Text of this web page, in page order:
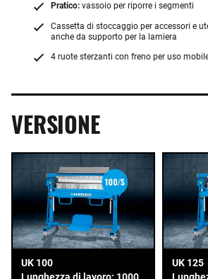
Pratico: vassoio per riporre i segmenti
Cassetta di stoccaggio per accessori e
anche da supporto per la lamiera
4 ruote sterzanti con freno per uso
VERSIONE
UK 100
Lunghezza di lavoro: 1000
UK 125